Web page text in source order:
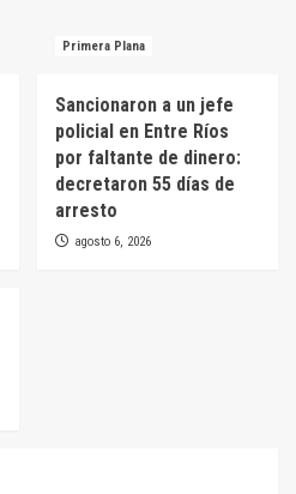
Primera Plana
Sancionaron a un jefe
policial en Entre Ríos
por faltante de dinero:
decretaron 55 días de
arresto
agosto 6, 2026